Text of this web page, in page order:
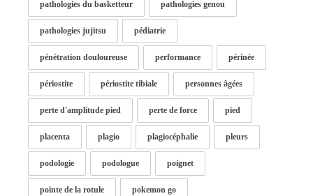
pathologies du basketteur pathologies genou
pathologies jujitsu pédiatrie
pénétration douloureuse performance périnée
périostite périostite tibiale personnes âgées
perte d'amplitude pied perte de force pied
placenta plagio plagiocéphalie pleurs
podologie podologue poignet
pointe de la rotule pokemon go